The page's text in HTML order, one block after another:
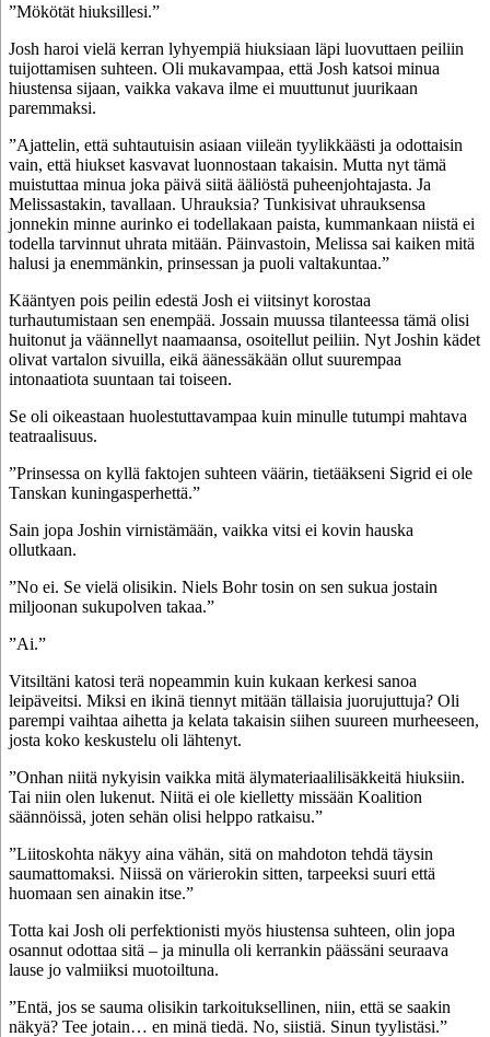
”Mökötät hiuksillesi.”
Josh haroi vielä kerran lyhyempiä hiuksiaan läpi luovuttaen peiliin
tuijottamisen suhteen. Oli mukavampaa, että Josh katsoi minua
hiustensa sijaan, vaikka vakava ilme ei muuttunut juurikaan
paremmaksi.
”Ajattelin, että suhtautuisin asiaan viileän tyylikkäästi ja odottaisin
vain, että hiukset kasvavat luonnostaan takaisin. Mutta nyt tämä
muistuttaa minua joka päivä siitä ääliöstä puheenjohtajasta. Ja
Melissastakin, tavallaan. Uhrauksia? Tunkisivat uhrauksensa
jonnekin minne aurinko ei todellakaan paista, kummankaan niistä ei
todella tarvinnut uhrata mitään. Päinvastoin, Melissa sai kaiken mitä
halusi ja enemmänkin, prinsessan ja puoli valtakuntaa.”
Kääntyen pois peilin edestä Josh ei viitsinyt korostaa
turhautumistaan sen enempää. Jossain muussa tilanteessa tämä olisi
huitonut ja väännellyt naamaansa, osoitellut peiliin. Nyt Joshin kädet
olivat vartalon sivuilla, eikä äänessäkään ollut suurempaa
intonaatiota suuntaan tai toiseen.
Se oli oikeastaan huolestuttavampaa kuin minulle tutumpi mahtava
teatraalisuus.
”Prinsessa on kyllä faktojen suhteen väärin, tietääkseni Sigrid ei ole
Tanskan kuningasperhettä.”
Sain jopa Joshin virnistämään, vaikka vitsi ei kovin hauska
ollutkaan.
”No ei. Se vielä olisikin. Niels Bohr tosin on sen sukua jostain
miljoonan sukupolven takaa.”
”Ai.”
Vitsiltäni katosi terä nopeammin kuin kukaan kerkesi sanoa
leipäveitsi. Miksi en ikinä tiennyt mitään tällaisia juorujuttuja? Oli
parempi vaihtaa aihetta ja kelata takaisin siihen suureen murheeseen,
josta koko keskustelu oli lähtenyt.
”Onhan niitä nykyisin vaikka mitä älymateriaalilisäkkeitä hiuksiin.
Tai niin olen lukenut. Niitä ei ole kielletty missään Koalition
säännöissä, joten sehän olisi helppo ratkaisu.”
”Liitoskohta näkyy aina vähän, sitä on mahdoton tehdä täysin
saumattomaksi. Niissä on värierokin sitten, tarpeeksi suuri että
huomaan sen ainakin itse.”
Totta kai Josh oli perfektionisti myös hiustensa suhteen, olin jopa
osannut odottaa sitä – ja minulla oli kerrankin päässäni seuraava
lause jo valmiiksi muotoiltuna.
”Entä, jos se sauma olisikin tarkoituksellinen, niin, että se saakin
näkyä? Tee jotain… en minä tiedä. No, siistiä. Sinun tyylistäsi.”